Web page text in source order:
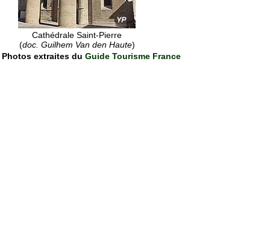
Cathédrale Saint-Pierre
(doc. Guilhem Van den Haute)
Photos extraites du Guide Tourisme France